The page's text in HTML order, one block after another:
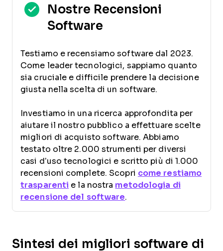
Nostre Recensioni
Software
Testiamo e recensiamo software dal 2023.
Come leader tecnologici, sappiamo quanto
sia cruciale e difficile prendere la decisione
giusta nella scelta di un software.
Investiamo in una ricerca approfondita per
aiutare il nostro pubblico a effettuare scelte
migliori di acquisto software. Abbiamo
testato oltre 2.000 strumenti per diversi
casi d’uso tecnologici e scritto più di 1.000
recensioni complete. Scopri come restiamo
trasparenti e la nostra metodologia di
recensione del software.
Sintesi dei migliori software di